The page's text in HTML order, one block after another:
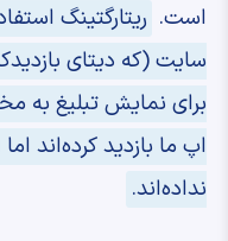
است. ریتارگتینگ
سایت (که دیتای
برای نمایش تبلیغ به
اپ ما بازدید کرده‌اند
نداده‌اند.